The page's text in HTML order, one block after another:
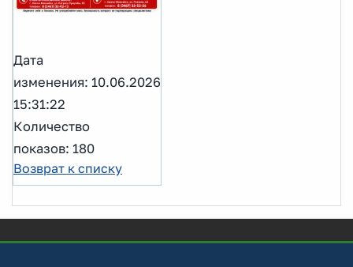
Дата
изменения: 10.06.2026
15:31:22
Количество
показов: 180
Возврат к списку